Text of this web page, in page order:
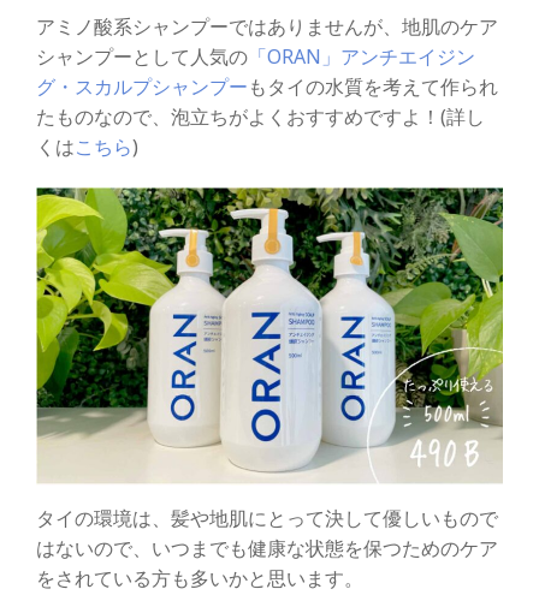
アミノ酸系シャンプーではありませんが、地肌のケア
シャンプーとして人気の 「ORAN」アンチエイジン
グ・スカルプシャンプーもタイの水質を考えて作られ
たものなので、泡立ちがよくおすすめですよ！(詳し
くはこちら)
タイの環境は、髪や地肌にとって決して優しいもので
はないので、いつまでも健康な状態を保つためのケア
をされている方も多いかと思います。